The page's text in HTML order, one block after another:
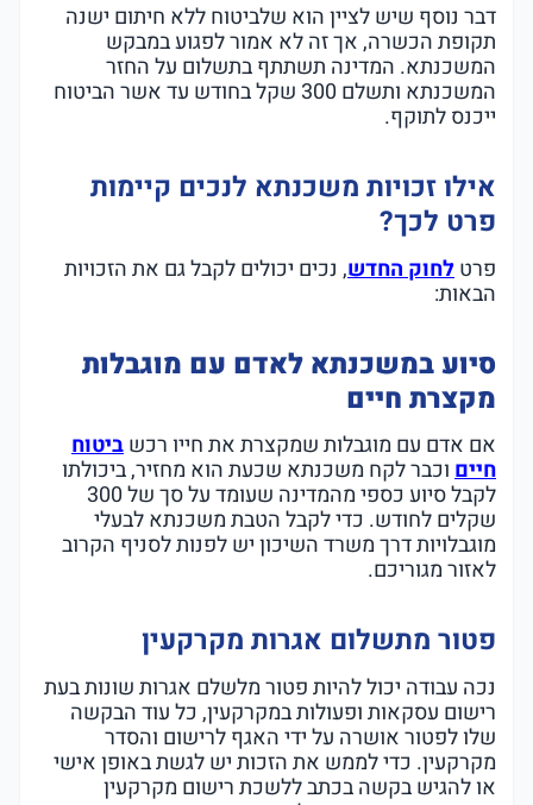
דבר נוסף שיש לציין הוא שלביטוח ללא חיתום ישנה
תקופת הכשרה, אך זה לא אמור לפגוע במבקש
המשכנתא. המדינה תשתתף בתשלום על החזר
המשכנתא ותשלם 300 שקל בחודש עד אשר הביטוח
ייכנס לתוקף.
אילו זכויות משכנתא לנכים קיימות
פרט לכך?
פרטלחוק החדש, נכים יכולים לקבל גם את הזכויות
הבאות:
סיוע במשכנתא לאדם עם מוגבלות
מקצרת חיים
אם אדם עם מוגבלות שמקצרת את חייו רכשביטוח
חייםוכבר לקח משכנתא שכעת הוא מחזיר, ביכולתו
לקבל סיוע כספי מהמדינה שעומד על סך של 300
שקלים לחודש. כדי לקבל הטבת משכנתא לבעלי
מוגבלויות דרך משרד השיכון יש לפנות לסניף הקרוב
לאזור מגוריכם.
פטור מתשלום אגרות מקרקעין
נכה עבודה יכול להיות פטור מלשלם אגרות שונות בעת
רישום עסקאות ופעולות במקרקעין, כל עוד הבקשה
שלו לפטור אושרה על ידי האגף לרישום והסדר
מקרקעין. כדי לממש את הזכות יש לגשת באופן אישי
או להגיש בקשה בכתב ללשכת רישום מקרקעין